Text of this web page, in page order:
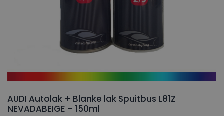
AUDI Autolak + Blanke lak Spuitbus L81Z
NEVADABEIGE – 150ml